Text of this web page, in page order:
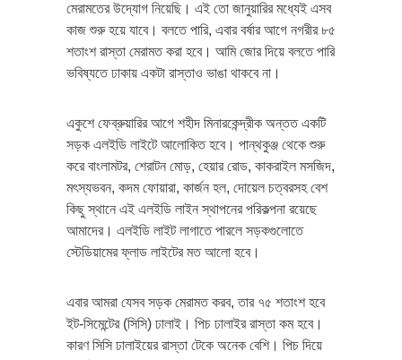
মেরামতের উদ্যোগ নিয়েছি। এই তো জানুয়ারির মধ্যেই এসব
কাজ শুরু হয়ে যাবে। বলতে পারি, এবার বর্ষার আগে নগরীর ৮৫
শতাংশ রাস্তা মেরামত করা হবে। আমি জোর দিয়ে বলতে পারি
ভবিষ্যতে ঢাকায় একটা রাস্তাও ভাঙা থাকবে না।
একুশে ফেব্রুয়ারির আগে শহীদ মিনারকেন্দ্রীক অন্তত একটি
সড়ক এলইডি লাইটে আলোকিত হবে। পান্থকুঞ্জ থেকে শুরু
করে বাংলামটর, শেরাটন মোড়, হেয়ার রোড, কাকরাইল মসজিদ,
মৎস্যভবন, কদম ফোয়ারা, কার্জন হল, দোয়েল চত্বরসহ বেশ
কিছু স্থানে এই এলইডি লাইন স্থাপনের পরিকল্পনা রয়েছে
আমাদের। এলইডি লাইট লাগাতে পারলে সড়কগুলোতে
স্টেডিয়ামের ফ্লাড লাইটের মত আলো হবে।
এবার আমরা যেসব সড়ক মেরামত করব, তার ৭৫ শতাংশ হবে
ইট-সিমেন্টের (সিসি) ঢালাই। পিচ ঢালাইর রাস্তা কম হবে।
কারণ সিসি ঢালাইয়ের রাস্তা টেকে অনেক বেশি। পিচ দিয়ে